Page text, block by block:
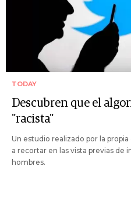
TODAY
Descubren que el
"racista"
Un estudio realizado por la
a recortar en las vista previas de
hombres.